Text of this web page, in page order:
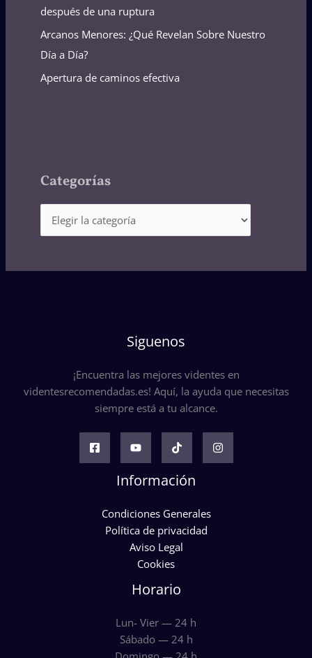
después de una ruptura
Arcanos Menores: ¿Qué Revelan Sobre Nuestro
Día a Día?
Apertura de caminos efectiva
Categorías
Siguenos
¡Encuentra las mejores videntes en
videntesrecomendadas.es! Aquí, la ayuda que necesitas
siempre está a tu alcance.
Información
Condiciones Generales
Política de privacidad
Aviso Legal
Cookies
Horario
Lun- Vier — 24 h
Sábado — 24 h